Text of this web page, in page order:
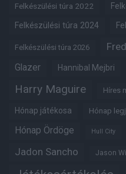
Felkészülési túra 2022
Felkészülési túra 2024
Felkészülési túra 2026 Fred
Glazer Hannibal Mejbri
Harry Maguire Híres
Hónap játékosa Hónap
Hónap Ördöge Hull City
Jadon Sancho Jason